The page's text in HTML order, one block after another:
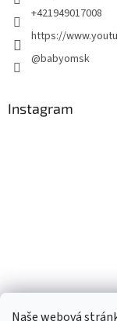
Naše webová
+421949017008
https://
@babyomsk
Instagram